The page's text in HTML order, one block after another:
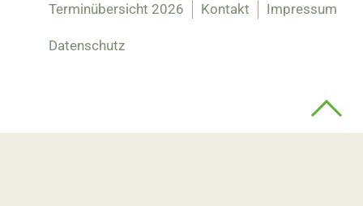
Terminübersicht 2026 Kontakt Impressum
Datenschutz